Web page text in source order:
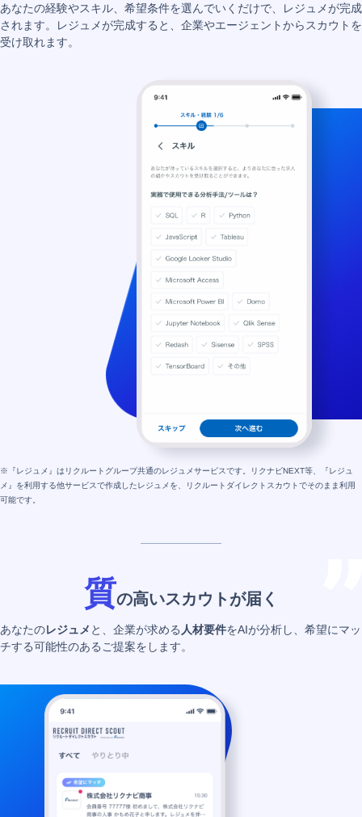
あなたの経験やスキル、希望条件を選んでいくだけで、レジュメが完成
されます。レジュメが完成すると、企業やエージェントからスカウトを
受け取れます。
※『レジュメ』はリクルートグループ共通のレジュメサービスです。リクナビNEXT等、『レジュ
メ』を利用する他サービスで作成したレジュメを、リクルートダイレクトスカウトでそのまま利用
可能です。
質の高いスカウトが届く
あなたのレジュメ と、企業が求める 人材要件をAIが分析し、希望にマッ
チする可能性のあるご提案をします。